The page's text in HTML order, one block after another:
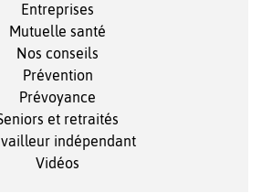
Entreprises
Mutuelle santé
Nos conseils
Prévention
Prévoyance
et retraités
indépendant
Vidéos